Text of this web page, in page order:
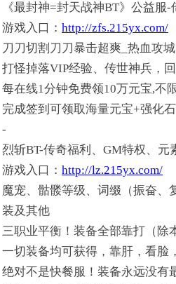
《最封神=封天战神BT》公益
游戏入口： http://zfs.215yx.com/
刀刀切割刀刀暴击超爽 _热血攻城
打怪掉落VIP经验、传世神兵，
每在线1分钟免费领10万元宝,不
完成签到可领取海量元宝+强化
-
烈斩BT-传奇福利、GM特权、元
游戏入口： http://lz.215yx.com/
魔宠、骷髅等级、词缀（振奋、
装及其他
三职业平衡！装备全部靠打（除
一切装备均可获得，靠肝，看脸
绝对不是快餐服！装备永远没有